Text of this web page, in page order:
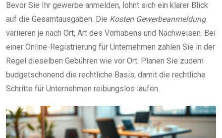
Bevor Sie Ihr gewerbe anmelden, lohnt sich ein klarer Blick
auf die Gesamtausgaben. Die Kosten Gewerbeanmeldung
variieren je nach Ort, Art des Vorhabens und Nachweisen. Bei
einer Online-Registrierung für Unternehmen zahlen Sie in der
Regel dieselben Gebühren wie vor Ort. Planen Sie zudem
budgetschonend die rechtliche Basis, damit die rechtliche
Schritte für Unternehmen reibungslos laufen.